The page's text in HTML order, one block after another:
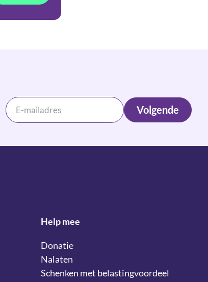
Volgende
Help mee
Donatie
Nalaten
Schenken met belastingvoordeel